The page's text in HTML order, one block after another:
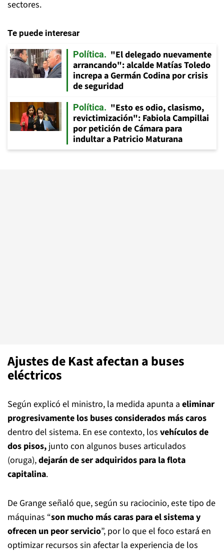
sectores.
Te puede interesar
Política
"El delegado nuevamente
arrancando": alcalde Matías Toledo
increpa a Germán Codina por crisis
de seguridad
Política
"Esto es odio, clasismo,
revictimización": Fabiola Campillai
por petición de Cámara para
indultar a Patricio Maturana
Ajustes de Kast afectan a buses
eléctricos
Según explicó el ministro, la medida apunta a eliminar
progresivamente los buses considerados más caros
dentro del sistema. En ese contexto, los vehículos de
dos pisos, junto con algunos buses articulados
(oruga),dejarán de ser adquiridos para la flota
capitalina.
De Grange señaló que, según su raciocinio, este tipo de
máquinas “son mucho más caras para el sistema y
ofrecen un peor servicio”, por lo que el foco estará en
optimizar recursos sin afectar la experiencia de los